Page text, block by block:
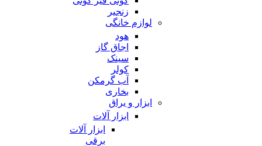
زنجیر
لوازم خانگی
هود
اجاق گاز
سینک
کولر
آب گرمکن
بخاری
ابزار و یراق
ابزار آلات
ابزار آلات
برقی